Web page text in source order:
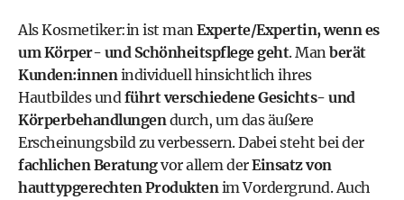
Als Kosmetiker:in ist manExperte/Expertin, wenn es
um Körper- und Schönheitspflege geht. Manberät
Kunden:innenindividuell hinsichtlich ihres
Hautbildes undführt verschiedene Gesichts- und
Körperbehandlungendurch, um das äußere
Erscheinungsbild zu verbessern. Dabei steht bei der
fachlichen Beratungvor allem derEinsatz von
hauttypgerechten Produktenim Vordergrund. Auch